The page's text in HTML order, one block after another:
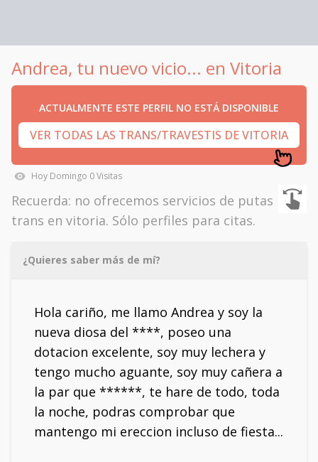
Andrea, tu nuevo vicio... en Vitoria
ACTUALMENTE ESTE PERFIL NO ESTÁ DISPONIBLE
VER TODAS LAS TRANS/TRAVESTIS DE VITORIA
Hoy Domingo 0Visitas
Recuerda: no ofrecemos servicios de putas
trans en vitoria. Sólo perfiles para citas.
¿Quieres saber más de mí?
Hola cariño, me llamo Andrea y soy la
nueva diosa del ****, poseo una
dotacion excelente, soy muy lechera y
tengo mucho aguante, soy muy cañera a
la par que ******, te hare de todo, toda
la noche, podras comprobar que
mantengo mi ereccion incluso de fiesta...